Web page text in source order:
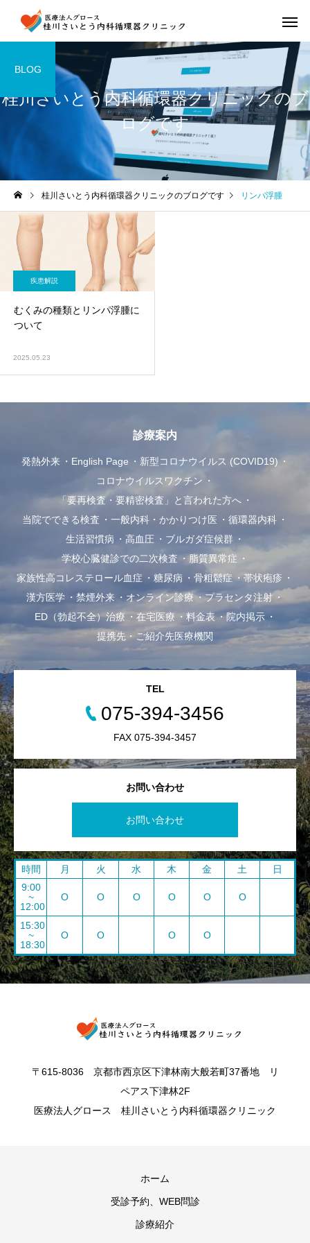
桂川さいとう内科循環器クリニックのブ
ログです
BLOG
桂川さいとう内科循環器クリニックのブログです リンパ浮腫
疾患解説
むくみの種類とリンパ浮腫に
ついて
2025.05.23
診療案内
発熱外来 English Page
新型コロナウイルス (COVID19)
コロナウイルスワクチン
「要再検査・要精密検査」と言われた方へ
当院でできる検査
一般内科・かかりつけ医
循環器内科
生活習慣病
高血圧
ブルガダ症候群
学校心臓健診での二次検査
脂質異常症
家族性高コレステロール血症
糖尿病 骨粗鬆症
帯状疱疹
漢方医学
禁煙外来 オンライン診療
プラセンタ注射
ED（勃起不全）治療
在宅医療 料金表
院内掲示
提携先・ご紹介先医療機関
お問い合わせ
お問い合わせ
TEL
075-394-3456
FAX 075-394-3457
時間 月 火 水 木 金 土
日
9:00
~
12:00
O O O O O O
15:30
~
18:30
O O O O
〒615-8036 京都市西京区下津林南大般若町37番地 リ
ペアス下津林2F
医療法人グロース 桂川さいとう内科循環器クリニック
ホーム
受診予約、WEB問診
診療紹介